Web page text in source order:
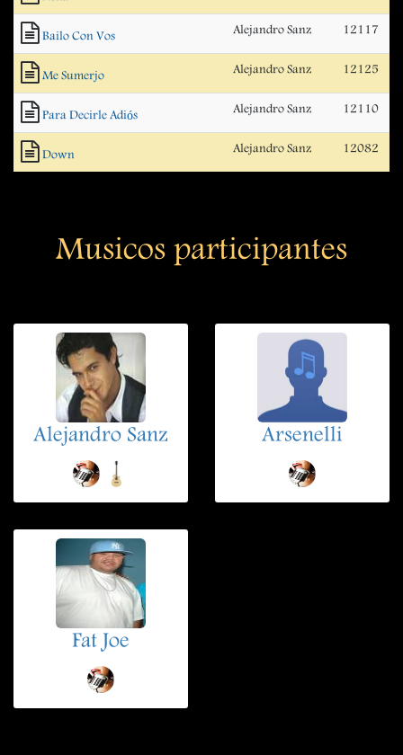
Bailo Con Vos Alejandro Sanz 12117
Me Sumerjo Alejandro Sanz 12125
Para Decirle Adiós Alejandro Sanz 12110
Down Alejandro Sanz 12082
Musicos participantes
Alejandro Sanz Arsenelli
Fat Joe